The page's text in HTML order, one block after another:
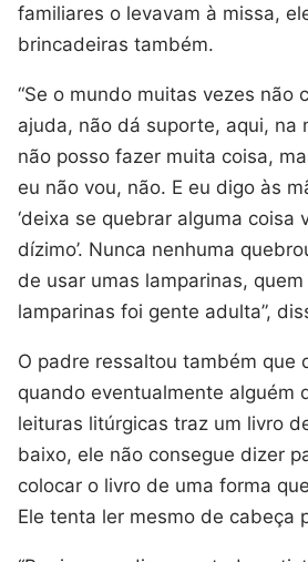
familiares o levavam à missa,
brincadeiras também.
“Se o mundo muitas vezes não
ajuda, não dá suporte, aqui, na
não posso fazer muita coisa,
eu não vou, não. E eu digo às
‘deixa se quebrar alguma coisa
dízimo’. Nunca nenhuma
de usar umas lamparinas,
lamparinas foi gente adulta”,
O padre ressaltou também que
quando eventualmente alguém
leituras litúrgicas traz um livro
baixo, ele não consegue dizer
colocar o livro de uma forma
Ele tenta ler mesmo de cabeça